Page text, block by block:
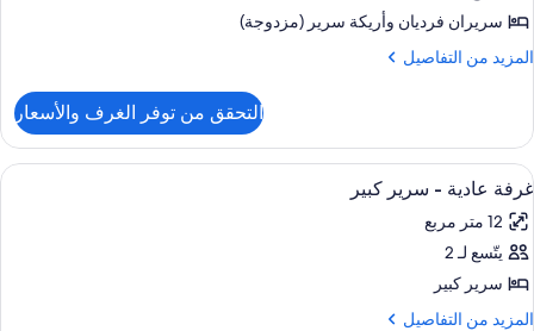
عائلية
(Superior)
سريران فرديان‫‬ وأريكة سرير (مزدوجة)
المزيد من التفاصيل
المزيد
غرفة
عائلية
(Superior)
التحقق من توفر الغرف والأسعار
استعراض
جميع
صور
غرفة
عادية
-
ميني بار وخزنة داخل الغرفة ومكتب
5
غرفة عادية - سرير كبير
12 متر مربع
يتّسع لـ 2
سرير كبير
المزيد من التفاصيل
المزيد